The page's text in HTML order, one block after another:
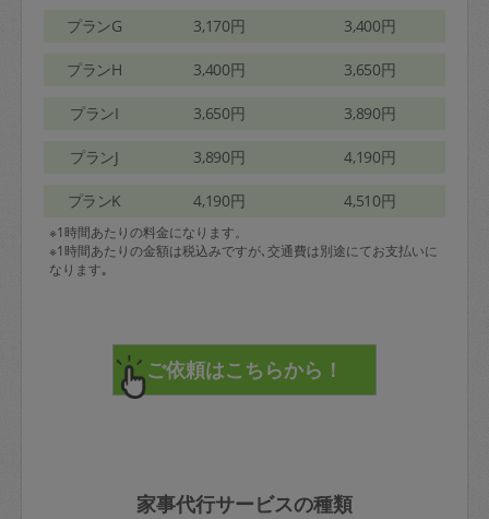
プランG 3,170円 3,400円
プランH 3,400円 3,650円
プランI 3,650円 3,890円
プランJ 3,890円 4,190円
プランK 4,190円 4,510円
※1時間あたりの料金になります。
※1時間あたりの金額は税込みですが､交通費は別途にてお支払いに
なります｡
家事代行サービスの種類